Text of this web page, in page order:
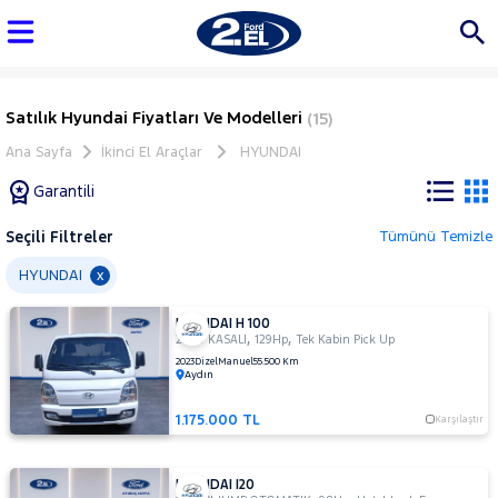
Satılık Hyundai Fiyatları Ve Modelleri (15)
Ana Sayfa İkinci El Araçlar HYUNDAI
Garantili
Tüm
Araçlar
AUDI
BMC
BMW
BYD
Seçili Filtreler Tümünü Temizle
HYUNDAI x
HYUNDAI H 100
2.5 D KASALI ,129Hp,Tek Kabin Pick Up
2023DizelManuel55.500 Km
Aydın
1.175.000 TL Karşılaştır
HYUNDAI I20